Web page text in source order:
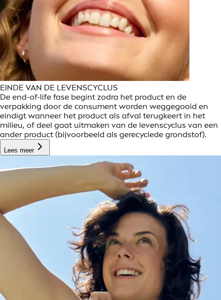
EINDE VAN DE LEVENSCYCLUS
De end-of-life fase begint zodra het product en de
verpakking door de consument worden weggegooid en
eindigt wanneer het product als afval terugkeert in het
milieu, of deel gaat uitmaken van de levenscyclus van een
ander product (bijvoorbeeld als gerecyclede grondstof).
Lees meer